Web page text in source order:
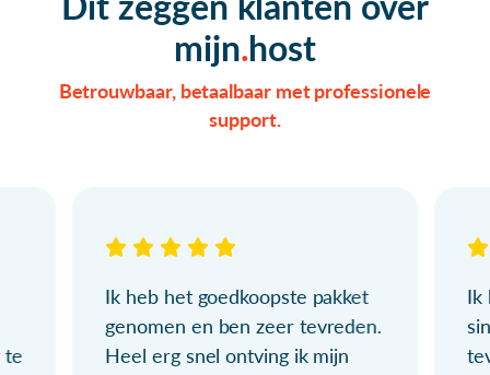
mijn host
Betrouwbaar, betaalbaar met professionele
support.
te
Ik heb het goedkoopste pakket
genomen en ben zeer tevreden.
Heel erg snel ontving ik mijn
Ik